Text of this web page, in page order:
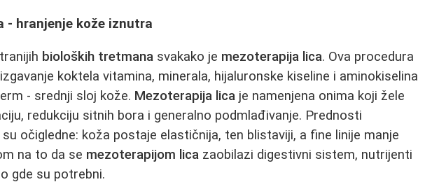
- hranjenje kože iznutra
bioloških tretmana svakako je mezoterapija lica. Ova procedura
koktela vitamina, minerala, hijaluronske kiseline i aminokiselina
- srednji sloj kože. Mezoterapija lica je namenjena onima koji žele
redukciju sitnih bora i generalno podmlađivanje. Prednosti
su očigledne: koža postaje elastičnija, ten blistaviji, a fine linije manje
na to da se mezoterapijom lica zaobilazi digestivni sistem, nutrijenti
gde su potrebni.